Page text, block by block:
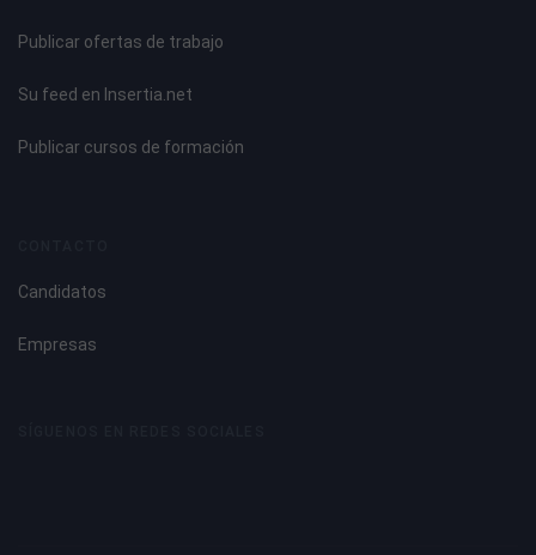
Publicar ofertas de trabajo
Su feed en Insertia.net
Publicar cursos de formación
Candidatos
Empresas